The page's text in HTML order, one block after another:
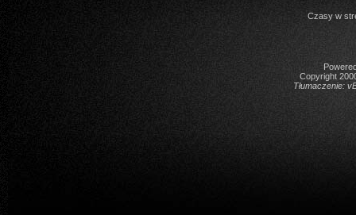
Czasy w
Copyright
Tłumaczenie: